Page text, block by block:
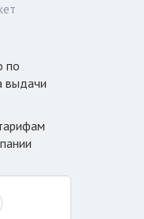
по
выдачи